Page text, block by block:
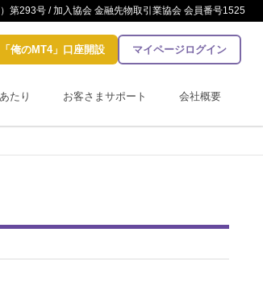
第293号 / 加入協会 金融先物取引業協会 会員番号1525
「俺のMT4」口座開設 マイページログイン
たり お客さまサポート 会社概要